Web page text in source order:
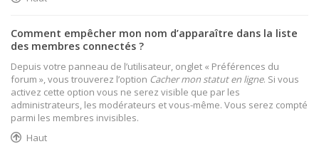
Comment empêcher mon nom d’apparaître dans la liste
des membres connectés ?
Depuis votre panneau de l’utilisateur, onglet « Préférences du
forum », vous trouverez l’option Cacher mon statut en ligne. Si vous
activez cette option vous ne serez visible que par les
administrateurs, les modérateurs et vous-même. Vous serez compté
parmi les membres invisibles.
Haut